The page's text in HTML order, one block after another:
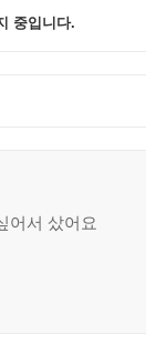
중입니다.
어서 샀어요